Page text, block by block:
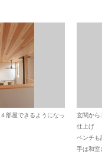
部屋できるようになっ
玄関から
仕上げ
ベンチも
手は和室